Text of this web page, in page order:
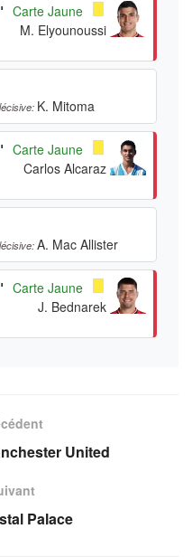
Carte Jaune
M. Elyounoussi
K. Mitoma
Carte Jaune
Carlos Alcaraz
A. Mac Allister
Carte Jaune
J. Bednarek
United
Palace